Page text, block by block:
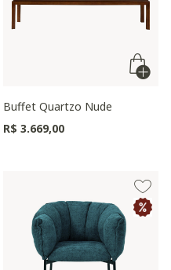
Buffet Quartzo Nude
R$ 3.669,00